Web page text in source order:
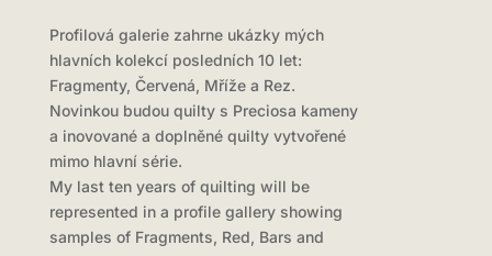
Profilová galerie zahrne ukázky mých
hlavních kolekcí posledních 10 let:
Fragmenty, Červená, Mříže a Rez.
Novinkou budou quilty s Preciosa kameny
a inovované a doplněné quilty vytvořené
mimo hlavní série.
My last ten years of quilting will be
represented in a profile gallery showing
samples of Fragments, Red, Bars and